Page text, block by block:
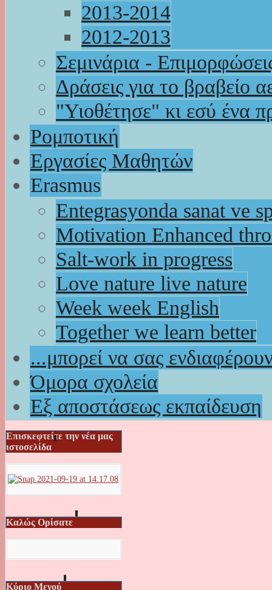
2013-2014
2012-2013
Σεμινάρια -
Δράσεις για το βραβείο
"Υιοθέτησε" κι εσύ ένα
Ρομποτική
Εργασίες Μαθητών
Erasmus
Entegrasyonda sanat ve
Motivation Enhanced
Salt-work in progress
Love nature live nature
Week week English
Together we learn better
...μπορεί να σας
Όμορα σχολεία
Εξ αποστάσεως εκπαίδευση
Επισκεφτείτε την νέα μας
ιστοσελίδα
Καλώς Ορίσατε
Κύριο Μενού